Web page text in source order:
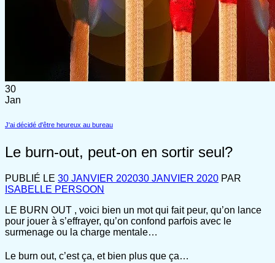
30
Jan
J'ai décidé d'être heureux au bureau
Le burn-out, peut-on en sortir seul?
PUBLIÉ LE 30 JANVIER 202030 JANVIER 2020 PAR
ISABELLE PERSOON
LE BURN OUT , voici bien un mot qui fait peur, qu’on lance
pour jouer à s’effrayer, qu’on confond parfois avec le
surmenage ou la charge mentale…
Le burn out, c’est ça, et bien plus que ça…